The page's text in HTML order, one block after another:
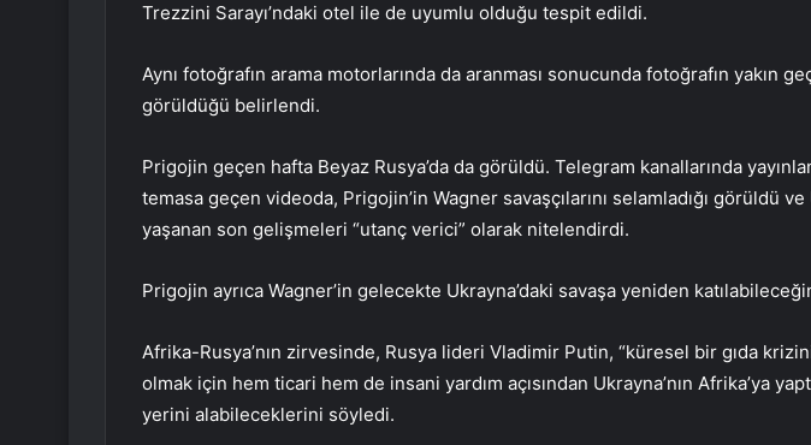
Trezzini Sarayı’ndaki otel ile de uyumlu olduğu tespit edildi.
Aynı fotoğrafın arama motorlarında da aranması sonucunda fotoğrafın yakın
görüldüğü belirlendi.
Prigojin geçen hafta Beyaz Rusya’da da görüldü. Telegram kanallarında
temasa geçen videoda, Prigojin’in Wagner savaşçılarını selamladığı görüldü
yaşanan son gelişmeleri “utanç verici” olarak nitelendirdi.
Prigojin ayrıca Wagner’in gelecekte Ukrayna’daki savaşa yeniden
Afrika-Rusya’nın zirvesinde, Rusya lideri Vladimir Putin, “küresel bir gıda
olmak için hem ticari hem de insani yardım açısından Ukrayna’nın Afrika’ya
yerini alabileceklerini söyledi.